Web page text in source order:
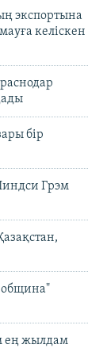
экспортына
келіскен
бір
Грэм
община"
ең жылдам